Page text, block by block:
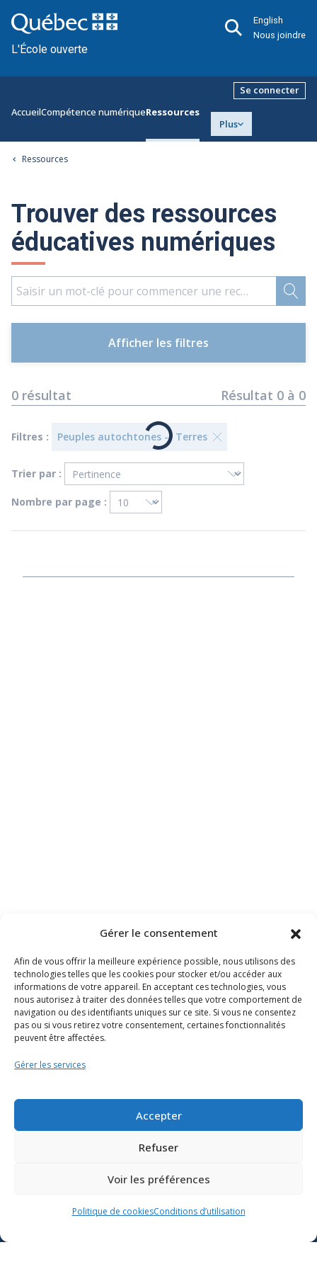
Gérer le consentement
Afin de vous offrir la meilleure expérience possible, nous utilisons des
technologies telles que les cookies pour stocker et/ou accéder aux
informations de votre appareil. En acceptant ces technologies, vous
nous autorisez à traiter des données telles que votre comportement de
navigation ou des identifiants uniques sur ce site. Si vous ne consentez
pas ou si vous retirez votre consentement, certaines fonctionnalités
peuvent être affectées.
Gérer les services
Accepter
Refuser
Voir les préférences
Politique de cookiesConditions d’utilisation
L'École ouverte
English
Nous joindre
AccueilCompétence numériqueRessources
Plus
Se connecter
Ressources
Trouver des ressources
éducatives numériques
Afficher les filtres
0 résultat Résultat 0 à 0
Filtres : Peuples autochtones -- Terres
Trier par :
Nombre par page :
Soutien scolaire
Formation
ministère de l’Éducation sur